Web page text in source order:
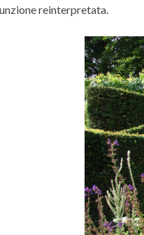
reinterpretata.